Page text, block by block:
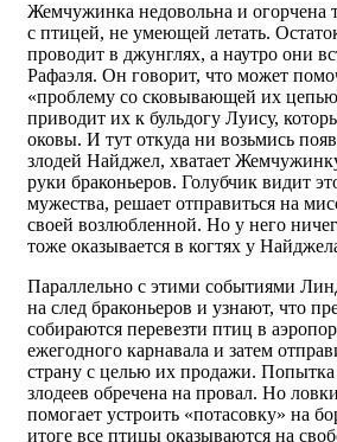
Жемчужинка недовольна и огорчена
с птицей, не умеющей летать.
проводит в джунглях, а наутро они
Рафаэля. Он говорит, что может
«проблему со сковывающей их
приводит их к бульдогу Луису,
оковы. И тут откуда ни возьмись
злодей Найджел, хватает
руки браконьеров. Голубчик видит
мужества, решает отправиться на
своей возлюбленной. Но у него
тоже оказывается в когтях у
Параллельно с этими событиями
на след браконьеров и узнают, что
собираются перевезти птиц в
ежегодного карнавала и затем
страну с целью их продажи. Попытка
злодеев обречена на провал. Но
помогает устроить «потасовку» на
итоге все птицы оказываются на